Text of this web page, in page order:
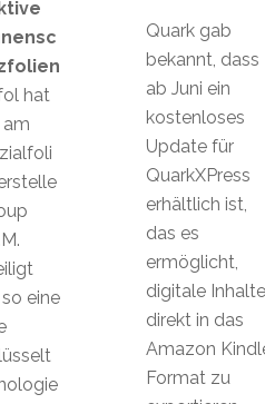
Quark gab
bekannt, dass
ab Juni ein
kostenloses
Update für
QuarkXPress
erhältlich ist,
das es
ermöglicht,
digitale Inhalte
direkt in das
Amazon
Format zu
hat
am
eine